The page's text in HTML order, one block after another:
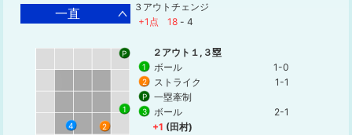
一直
３アウトチェンジ
+1点
18 - 4
1
2
P
4
２アウト１,３塁
1 ボール 1-0
2 ストライク 1-1
P 一塁牽制
3 ボール
2-1
+1 (田村)